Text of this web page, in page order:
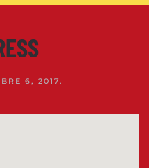
6, 2017.